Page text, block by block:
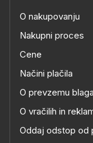
O nakupovanju
Nakupni proces
Cene
Načini plačila
O prevzemu
O vračilih in
Oddaj odstop od